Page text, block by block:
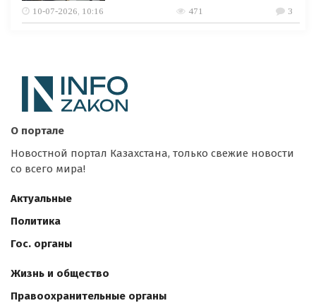
10-07-2026, 10:16 471 3
О портале
Новостной портал Казахстана, только свежие новости
со всего мира!
Актуальные
Политика
Гос. органы
Жизнь и общество
Правоохранительные органы